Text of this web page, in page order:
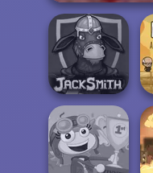
Jacksmith